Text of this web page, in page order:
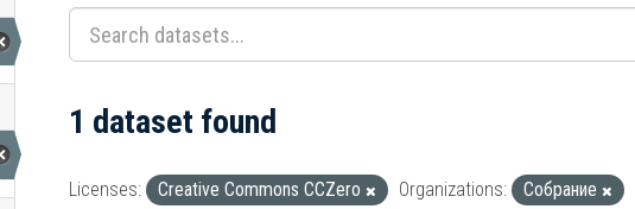
1 dataset found
Licenses: Creative Commons CCZero Organizations: Собрание